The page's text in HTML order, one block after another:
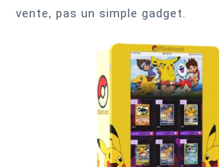
vente, pas un simple gadget.